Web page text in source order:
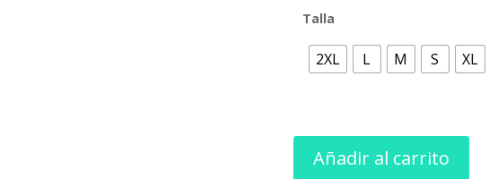
Talla
2XL L M S XL
Añadir al carrito